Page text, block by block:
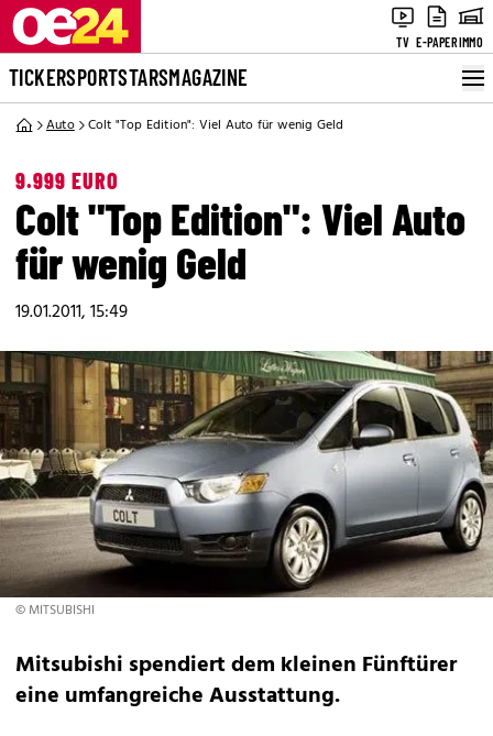
TV E-PAPERIMMO
TICKERSPORTSTARSMAGAZINE
Auto Colt "Top Edition": Viel Auto für wenig Geld
9.999 EURO
Colt "Top Edition": Viel Auto
für wenig Geld
19.01.2011, 15:49
© MITSUBISHI
Mitsubishi spendiert dem kleinen Fünftürer
eine umfangreiche Ausstattung.